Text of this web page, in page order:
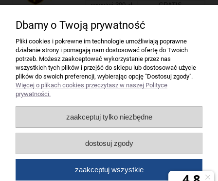
powyżej 300 zł
GRATIS
Firma
Bindownice wg producentów
Niszczarki wg producentów
Liczarki pieniędzy
Dbamy o Twoją prywatność
Pliki cookies i pokrewne im technologie umożliwiają poprawne
działanie strony i pomagają nam dostosować ofertę do Twoich
potrzeb. Możesz zaakceptować wykorzystanie przez nas
wszystkich tych plików i przejść do sklepu lub dostosować użycie
plików do swoich preferencji, wybierając opcję "Dostosuj zgody".
Więcej o plikach cookies przeczytasz w naszej Polityce
prywatności.
zaakceptuj tylko niezbędne
dostosuj zgody
zaakceptuj wszystkie